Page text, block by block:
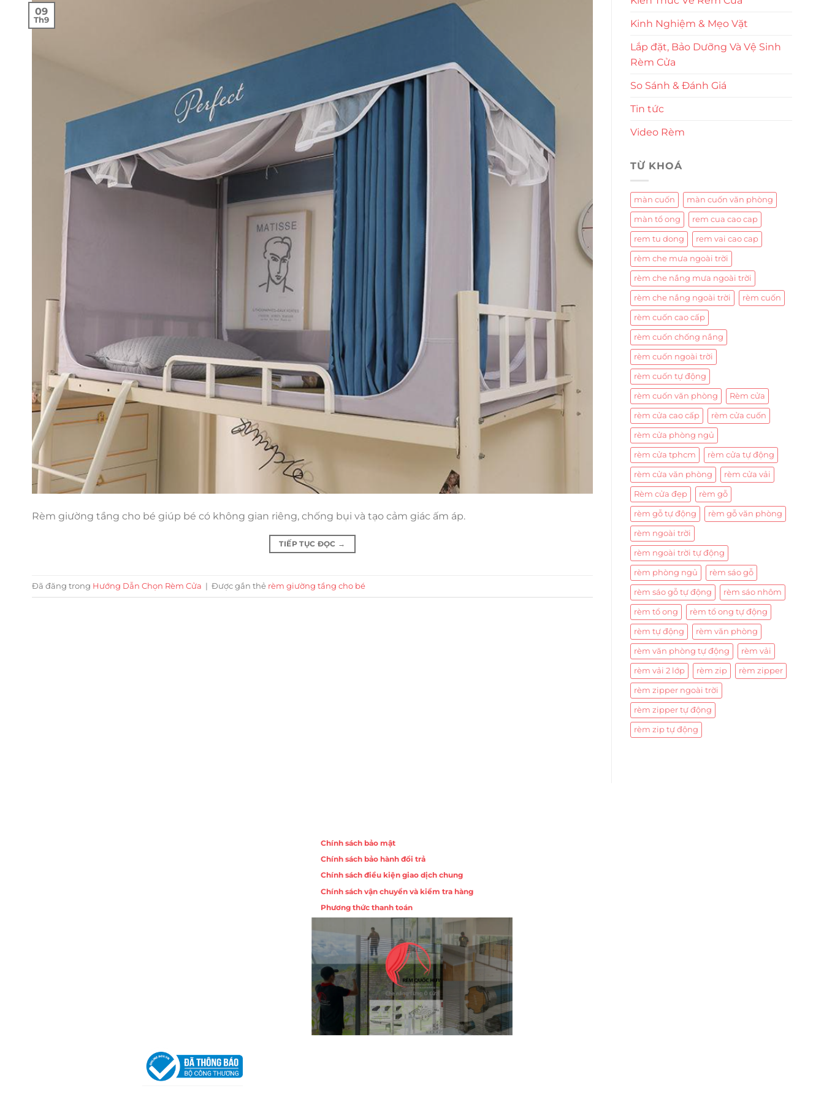
09
Th9
Rèm giường tầng cho bé giúp bé có không gian riêng, chống bụi và tạo cảm giác ấm áp.
TIẾP TỤC ĐỌC →
Đã đăng trong Hướng Dẫn Chọn Rèm Cửa | Được gắn thẻ rèm giường tầng cho bé
Kinh Nghiệm & Mẹo Vặt
Lắp đặt, Bảo Dưỡng Và Vệ Sinh
Rèm Cửa
So Sánh & Đánh Giá
Tin tức
Video Rèm
TỪ KHOÁ
màn cuốn màn cuốn văn phòng
màn tổ ong rem cua cao cap
rem tu dong rem vai cao cap
rèm che mưa ngoài trời
rèm che nắng mưa ngoài trời
rèm che nắng ngoài trời rèm cuốn
rèm cuốn cao cấp
rèm cuốn chống nắng
rèm cuốn ngoài trời
rèm cuốn tự động
rèm cuốn văn phòng Rèm cửa
rèm cửa cao cấp rèm cửa cuốn
rèm cửa phòng ngủ
rèm cửa tphcm rèm cửa tự động
rèm cửa văn phòng rèm cửa vải
Rèm cửa đẹp rèm gỗ
rèm gỗ tự động rèm gỗ văn phòng
rèm ngoài trời
rèm ngoài trời tự động
rèm phòng ngủ rèm sáo gỗ
rèm sáo gỗ tự động rèm sáo nhôm
rèm tổ ong rèm tổ ong tự động
rèm tự động rèm văn phòng
rèm văn phòng tự động rèm vải
rèm vải 2 lớp rèm zip rèm zipper
rèm zipper ngoài trời
rèm zipper tự động
rèm zip tự động
Chính sách bảo mật
Chính sách bảo hành đổi trả
Chính sách điều kiện giao dịch chung
Chính sách vận chuyển và kiểm tra hàng
Phương thức thanh toán